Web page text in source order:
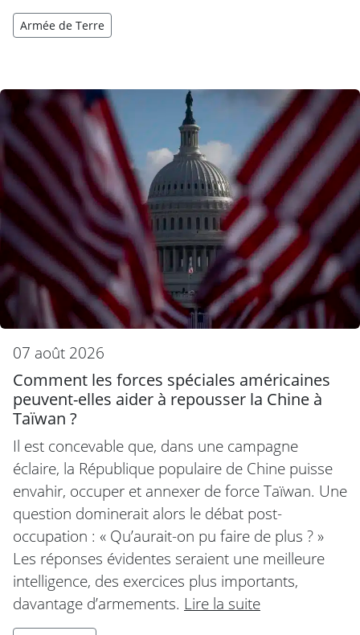
Armée de Terre
07 août 2026
Comment les forces spéciales américaines
peuvent-elles aider à repousser la Chine à
Taïwan ?
Il est concevable que, dans une campagne
éclaire, la République populaire de Chine puisse
envahir, occuper et annexer de force Taïwan. Une
question dominerait alors le débat post-
occupation : « Qu’aurait-on pu faire de plus ? »
Les réponses évidentes seraient une meilleure
intelligence, des exercices plus importants,
davantage d’armements. Lire la suite